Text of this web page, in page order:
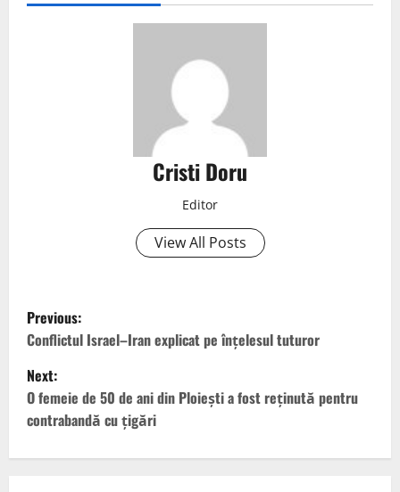
Cristi Doru
Editor
View All Posts
Previous:
Conflictul Israel–Iran explicat pe înțelesul tuturor
Next:
O femeie de 50 de ani din Ploiești a fost reținută pentru
contrabandă cu țigări